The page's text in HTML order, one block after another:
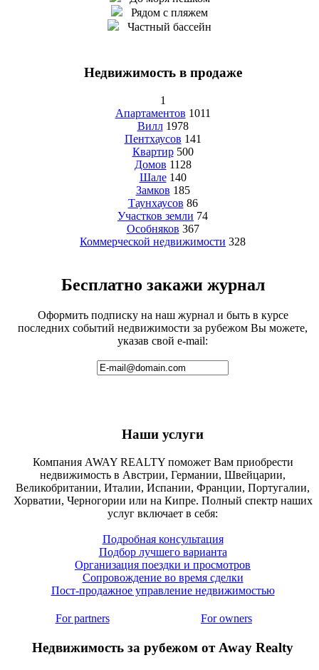
Рядом с пляжем
Частный бассейн
Недвижимость в продаже
1
Апартаментов 1011
Вилл 1978
Пентхаусов 141
Квартир 500
Домов 1128
Шале 140
Замков 185
Таунхаусов 86
Участков земли 74
Особняков 367
Коммерческой недвижимости 328
Бесплатно закажи журнал
Оформить подписку на наш журнал и быть в курсе
последних событий недвижимости за рубежом Вы можете,
указав свой e-mail:
Наши услуги
Компания AWAY REALTY поможет Вам приобрести
недвижимость в Австрии, Германии, Швейцарии,
Великобритании, Италии, Испании, Франции, Португалии,
Хорватии, Черногории или на Кипре. Полный спектр наших
услуг включает в себя:
Подробная консультация
Подбор лучшего варианта
Организация поездки и просмотров
Сопровождение во время сделки
Пост-продажное управление недвижимостью
For partners For owners
Недвижимость за рубежом от Away Realty